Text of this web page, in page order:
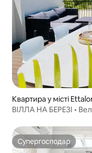
Квартира у місті
ВІЛЛА НА БЕРЕЗІ •
Супергосподар
Супергосподар